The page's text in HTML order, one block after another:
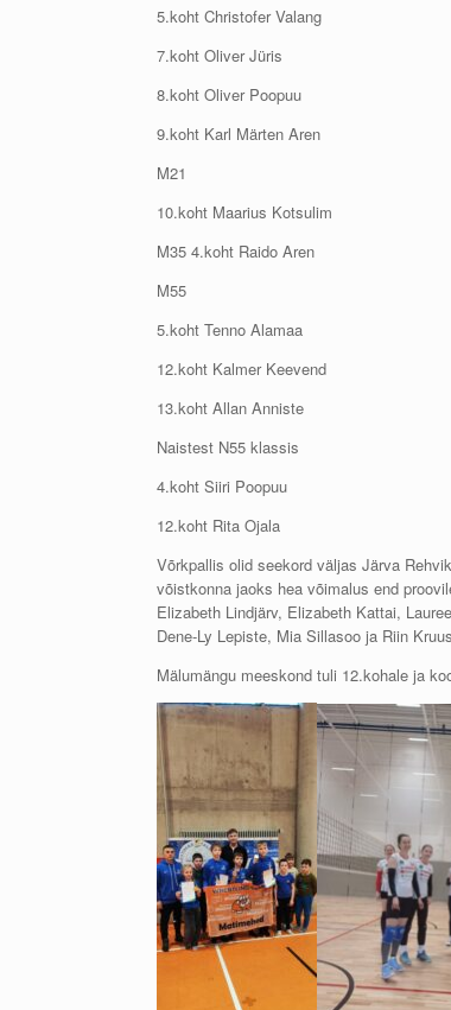
5.koht Christofer Valang
7.koht Oliver Jüris
8.koht Oliver Poopuu
9.koht Karl Märten Aren
M21
10.koht Maarius Kotsulim
M35 4.koht Raido Aren
M55
5.koht Tenno Alamaa
12.koht Kalmer Keevend
13.koht Allan Anniste
Naistest N55 klassis
4.koht Siiri Poopuu
12.koht Rita Ojala
Võrkpallis olid seekord väljas Järva
võistkonna jaoks hea võimalus end
Elizabeth Lindjärv, Elizabeth Kattai,
Dene-Ly Lepiste, Mia Sillasoo ja Riin
Mälumängu meeskond tuli 12.kohale ja